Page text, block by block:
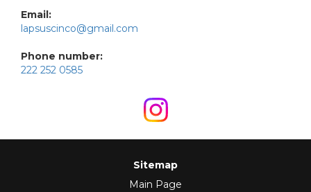
Email:
lapsuscinco@gmail.com
Phone number:
222 252 0585
Sitemap
Main Page